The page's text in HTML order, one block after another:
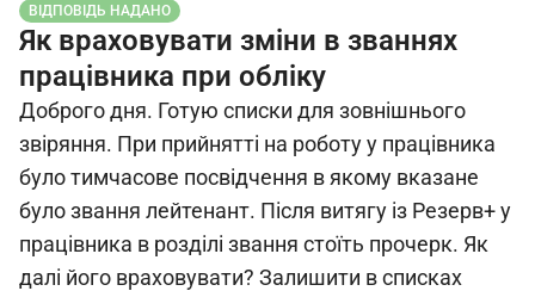
ВІДПОВІДЬ НАДАНО
Як враховувати зміни в званнях
працівника при обліку
Доброго дня. Готую списки для зовнішнього
звіряння. При прийнятті на роботу у працівника
було тимчасове посвідчення в якому вказане
було звання лейтенант. Після витягу із Резерв+ у
працівника в розділі звання стоїть прочерк. Як
далі його враховувати? Залишити в списках